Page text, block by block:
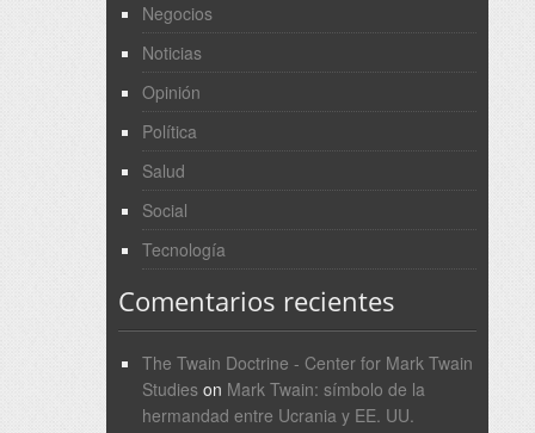
Negocios
Noticias
Opinión
Política
Salud
Social
Tecnología
Comentarios recientes
The Twain Doctrine - Center for Mark Twain
Studieson Mark Twain: símbolo de la
hermandad entre Ucrania y EE. UU.